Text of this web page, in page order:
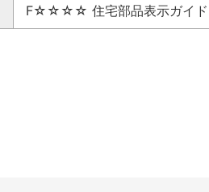
F☆☆☆☆ 住宅部品表示ガイド